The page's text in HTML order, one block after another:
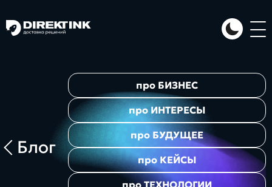
Направления
Web System
Блог
про БИЗНЕС
про ИНТЕРЕСЫ
про БУДУЩЕЕ
про КЕЙСЫ
проТЕХНОЛОГИИ